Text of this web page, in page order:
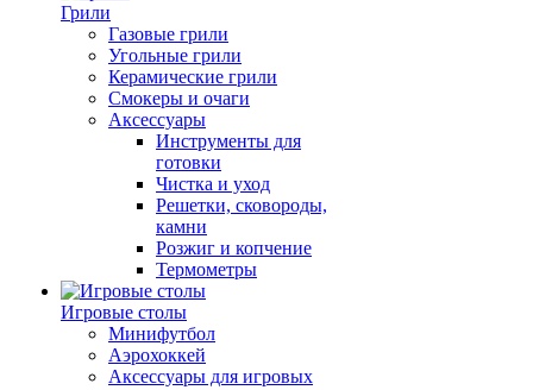
Грили
Газовые грили
Угольные грили
Керамические грили
Смокеры и очаги
Аксессуары
Инструменты для
готовки
Чистка и уход
Решетки, сковороды,
камни
Розжиг и копчение
Термометры
Игровые столы
Минифутбол
Аэрохоккей
Аксессуары для игровых